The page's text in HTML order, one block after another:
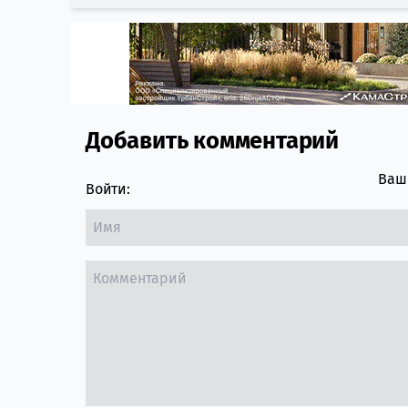
Comment section
Добавить комментарий
Войти:
Ваш